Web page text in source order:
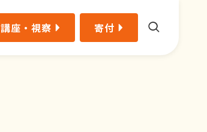
講座・視察 寄付